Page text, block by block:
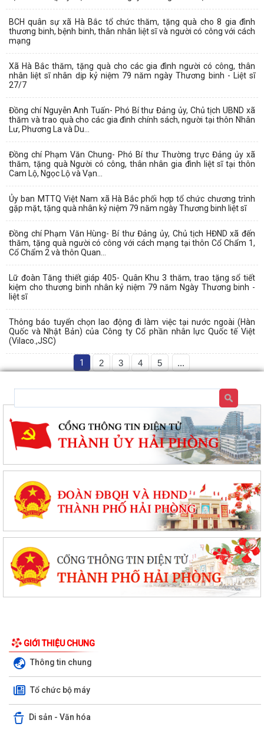
BCH quân sự xã Hà Bắc tổ chức thăm, tặng quà cho 8 gia đình
thương binh, bệnh binh, thân nhân liệt sĩ và người có công với cách
mạng
Xã Hà Bắc thăm, tặng quà cho các gia đình người có công, thân
nhân liệt sĩ nhân dịp kỷ niệm 79 năm ngày Thương binh - Liệt sĩ
27/7
Đồng chí Nguyễn Anh Tuấn- Phó Bí thư Đảng ủy, Chủ tịch UBND xã
thăm và trao quà cho các gia đình chính sách, người tại thôn Nhân
Lư, Phương La và Du...
Đồng chí Phạm Văn Chung- Phó Bí thư Thường trực Đảng ủy xã
thăm, tặng quà Người có công, thân nhân gia đình liệt sĩ tại thôn
Cam Lộ, Ngọc Lộ và Vạn...
Ủy ban MTTQ Việt Nam xã Hà Bắc phối hợp tổ chức chương trình
gặp mặt, tặng quà nhân kỷ niệm 79 năm ngày Thương binh liệt sĩ
Đồng chí Phạm Văn Hùng- Bí thư Đảng ủy, Chủ tịch HĐND xã đến
thăm, tặng quà người có công với cách mạng tại thôn Cổ Chẩm 1,
Cổ Chẩm 2 và thôn Quan...
Lữ đoàn Tăng thiết giáp 405- Quân Khu 3 thăm, trao tặng sổ tiết
kiệm cho thương binh nhân kỷ niệm 79 năm Ngày Thương binh -
liệt sĩ
Thông báo tuyển chọn lao động đi làm việc tại nước ngoài (Hàn
Quốc và Nhật Bản) của Công ty Cổ phần nhân lực Quốc tế Việt
(Vilaco.,JSC)
1 2 3 4 5 ...
GIỚI THIỆU CHUNG
Thông tin chung
Tổ chức bộ máy
Di sản - Văn hóa